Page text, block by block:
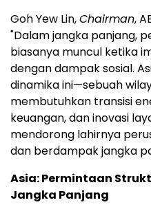
Goh Yew Lin,Chairman,
"Dalam jangka panjang,
biasanya muncul ketika
dengan dampak sosial.
dinamika ini—sebuah
membutuhkan transisi
keuangan, dan inovasi
mendorong lahirnya
dan berdampak jangka
Asia: Permintaan
Jangka Panjang